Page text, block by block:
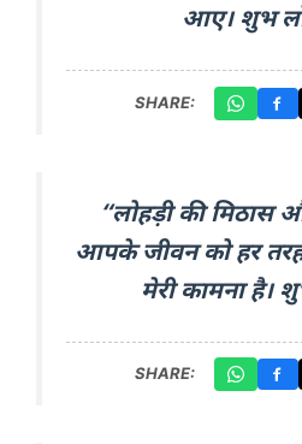
आए। शुभ
SHARE:
“लोहड़ी की मिठास
आपके जीवन को हर
मेरी कामना है।
SHARE: